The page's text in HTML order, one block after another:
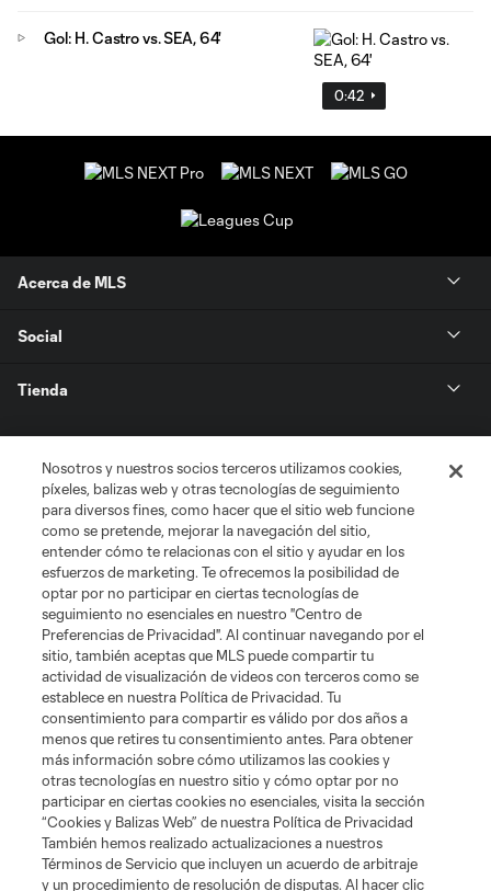
0:42
Gol: H. Castro vs. SEA, 64'
Acerca de MLS
Social
Tienda
Club Sites
Términos de servicio Política de privacidad
No vender mi información
Cookies Settings
©2026 MLS. El nombre y escudo de la Major League Soccer y MLS son
marcas registradas de League Soccer, L.L.C. (“MLS”). Los nombres y logos
de los equipos de la MLS están registrados y son marcas bajo ley común
de la MLS o son usadas con el permiso de sus propietarios. Uso
desautorizado está prohibido.
Nosotros y nuestros socios terceros utilizamos cookies,
píxeles, balizas web y otras tecnologías de seguimiento
para diversos fines, como hacer que el sitio web funcione
como se pretende, mejorar la navegación del sitio,
entender cómo te relacionas con el sitio y ayudar en los
esfuerzos de marketing. Te ofrecemos la posibilidad de
optar por no participar en ciertas tecnologías de
seguimiento no esenciales en nuestro "Centro de
Preferencias de Privacidad". Al continuar navegando por el
sitio, también aceptas que MLS puede compartir tu
actividad de visualización de videos con terceros como se
establece en nuestra Política de Privacidad. Tu
consentimiento para compartir es válido por dos años a
menos que retires tu consentimiento antes. Para obtener
más información sobre cómo utilizamos las cookies y
otras tecnologías en nuestro sitio y cómo optar por no
participar en ciertas cookies no esenciales, visita la sección
“Cookies y Balizas Web” de nuestra Política de Privacidad
También hemos realizado actualizaciones a nuestros
Términos de Servicio que incluyen un acuerdo de arbitraje
y un procedimiento de resolución de disputas. Al hacer clic